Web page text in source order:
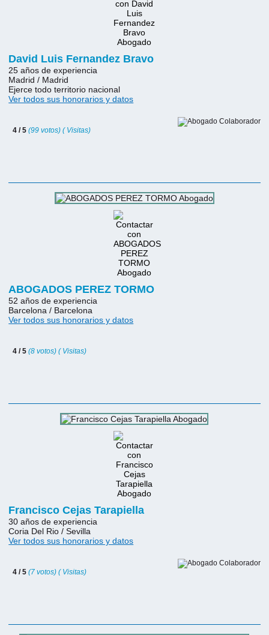
David Luis Fernandez Bravo
25 años de experiencia
Madrid / Madrid
Ejerce todo territorio nacional
Ver todos sus honorarios y datos
4 / 5(99 votos) ( Visitas)
ABOGADOS PEREZ TORMO
52 años de experiencia
Barcelona / Barcelona
Ver todos sus honorarios y datos
4 / 5(8 votos) ( Visitas)
Francisco Cejas Tarapiella
30 años de experiencia
Coria Del Rio / Sevilla
Ver todos sus honorarios y datos
4 / 5(7 votos) ( Visitas)